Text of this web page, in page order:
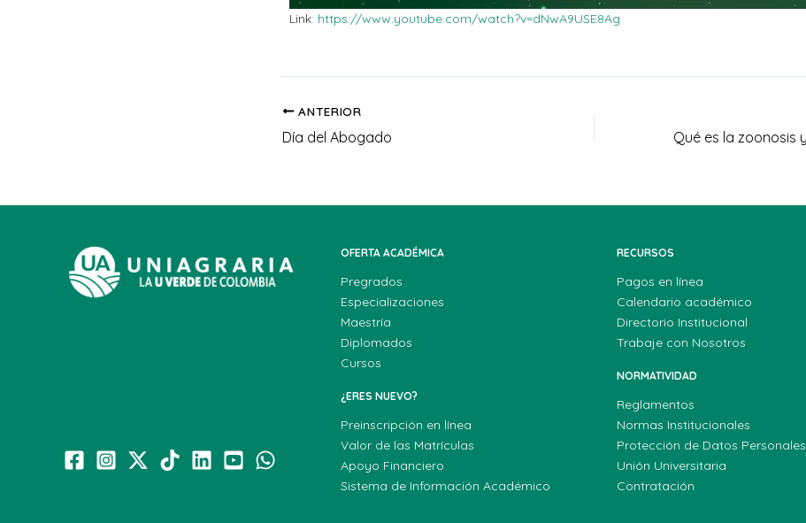
Link: https://www.youtube.com/watch?v=dNwA9USE8Ag
ANTERIOR
Día del Abogado
OFERTA ACADÉMICA
Pregrados
Especializaciones
Maestría
Diplomados
Cursos
¿ERES NUEVO?
Preinscripción en línea
Valor de las Matrículas
Apoyo Financiero
Sistema de Información Académico
RECURSOS
Pagos en línea
Calendario académico
Directorio Institucional
Trabaje con Nosotros
NORMATIVIDAD
Reglamentos
Normas Institucionales
Protección de Datos Personales
Unión Universitaria
Contratación